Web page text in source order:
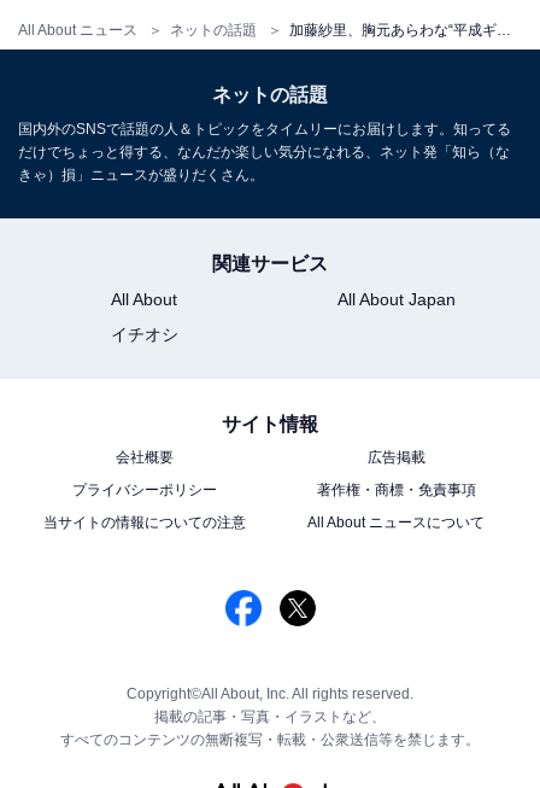
All About ニュース ネットの話題
ネットの話題
国内外のSNSで話題の人＆トピックをタイムリーにお届けします。知ってる
だけでちょっと得する、なんだか楽しい気分になれる、ネット発「知ら（な
きゃ）損」ニュースが盛りだくさん。
関連サービス
All About
All About Japan
イチオシ
サイト情報
会社概要
広告掲載
プライバシーポリシー
著作権・商標・免責事項
当サイトの情報についての注意
All About ニュースについて
Copyright©All About, Inc. All rights reserved.
掲載の記事・写真・イラストなど、
すべてのコンテンツの無断複写・転載・公衆送信等を禁じます。